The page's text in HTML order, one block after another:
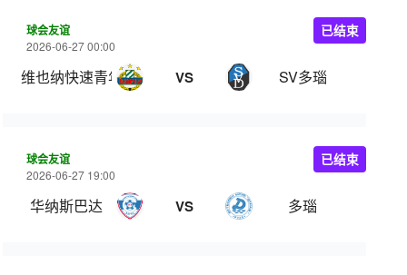
球会友谊
2026-06-27 00:00
维也纳快速青年队 VS SV多瑙
已结束
球会友谊
2026-06-27 19:00
华纳斯巴达 VS 多瑙
已结束